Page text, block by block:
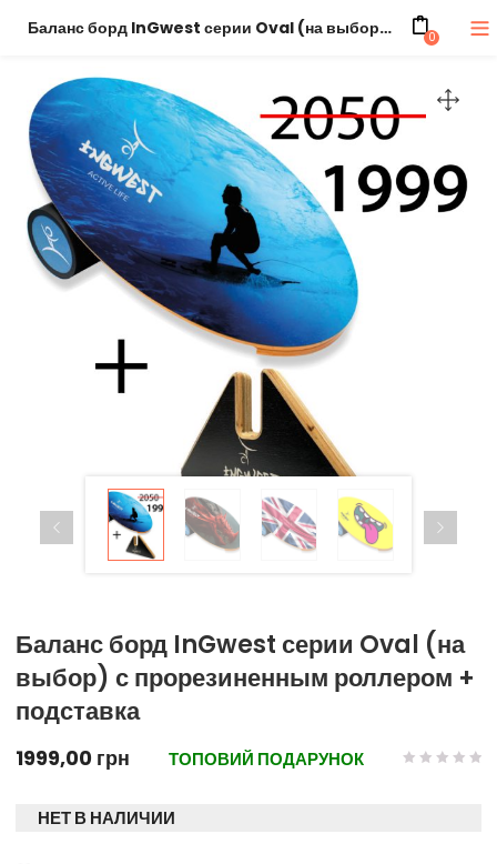
Баланс борд InGwest серии Oval (на выбор) с прорезиненным роллером + подставка 0
Баланс борд InGwest серии Oval (на
выбор) с прорезиненным роллером +
подставка
1999,00 грн ТОПОВИЙ ПОДАРУНОК
НЕТ В НАЛИЧИИ